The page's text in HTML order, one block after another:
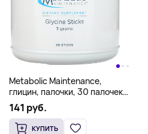
Metabolic Maintenance,
глицин, палочки, 30 палочек
по 3 г
141 руб.
КУПИТЬ